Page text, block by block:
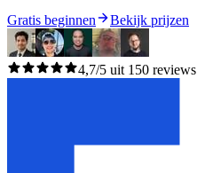
Gratis beginnen Bekijk prijzen
4,7/5 uit 150 reviews